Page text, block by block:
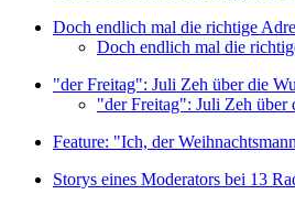
Doch endlich mal die richtige
Doch endlich mal die
"der Freitag": Juli Zeh über die
"der Freitag": Juli Zeh über
Feature: "Ich, der
Storys eines Moderators bei 13